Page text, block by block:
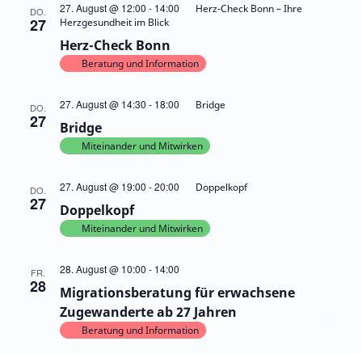
DO.
27
Herz-Check Bonn
27. August @ 12:00 - 14:00
Herz-Check Bonn – Ihre
Herzgesundheit im Blick
Beratung und Information
DO.
27 Bridge
27. August @ 14:30 - 18:00 Bridge
Miteinander und Mitwirken
DO.
27 Doppelkopf
27. August @ 19:00 -20:00 Doppelkopf
Miteinander und Mitwirken
FR.
28
Migrationsberatung für erwachsene
Zugewanderte ab 27 Jahren
28. August @ 10:00 - 14:00
erwachsene
Zugewanderte
ab
27
Beratung und Information